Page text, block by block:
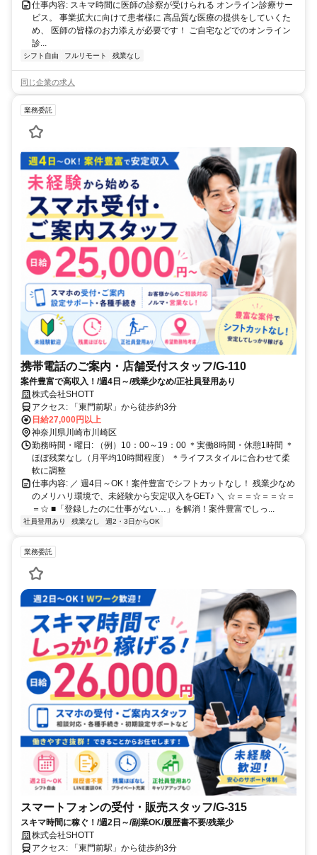
仕事内容: スキマ時間に医師の診察が受けられる オンライン診療サー
ビス。 事業拡大に向けて患者様に 高品質な医療の提供をしていくた
め、 医師の皆様のお力添えが必要です！ ご自宅などでのオンライン
診...
シフト自由 フルリモート 残業なし
同じ企業の求人
業務委託
携帯電話のご案内・店舗受付スタッフ/G-110
案件豊富で高収入！/週4日～/残業少なめ/正社員登用あり
株式会社SHOTT
アクセス: 「東門前駅」から徒歩約3分
日給27,000円以上
神奈川県川崎市川崎区
勤務時間・曜日: （例）10：00～19：00 ＊実働8時間・休憩1時間 ＊
ほぼ残業なし（月平均10時間程度） ＊ライフスタイルに合わせて柔
軟に調整
仕事内容: ／ 週4日～OK！案件豊富でシフトカットなし！ 残業少なめ
のメリハリ環境で、未経験から安定収入をGET♪ ＼ ☆＝＝☆＝＝☆＝
＝☆ ■「登録したのに仕事がない…」を解消！案件豊富でしっ...
社員登用あり 残業なし 週2・3日からOK
業務委託
スマートフォンの受付・販売スタッフ/G-315
スキマ時間に稼ぐ！/週2日～/副業OK/履歴書不要/残業少
株式会社SHOTT
アクセス: 「東門前駅」から徒歩約3分